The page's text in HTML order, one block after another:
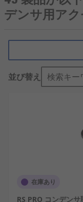
保護に使用するア
は、2つの端子を備
コンデン
種類・用
ております。用途
に固定でき
接続だけに
れるのを防止
コンデンサワ
デンサ用アク
並び替え 検索キー
在庫あり
RS PRO コンデン